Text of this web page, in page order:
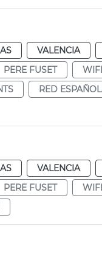
VALENCIA
PERE FUSET
WIFI
RED
VALENCIA
PERE FUSET